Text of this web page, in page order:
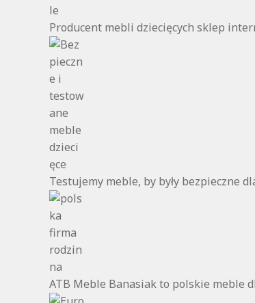
Producent mebli dziecięcych sklep
Testujemy meble, by były bezpieczne
ATB Meble Banasiak to polskie meble